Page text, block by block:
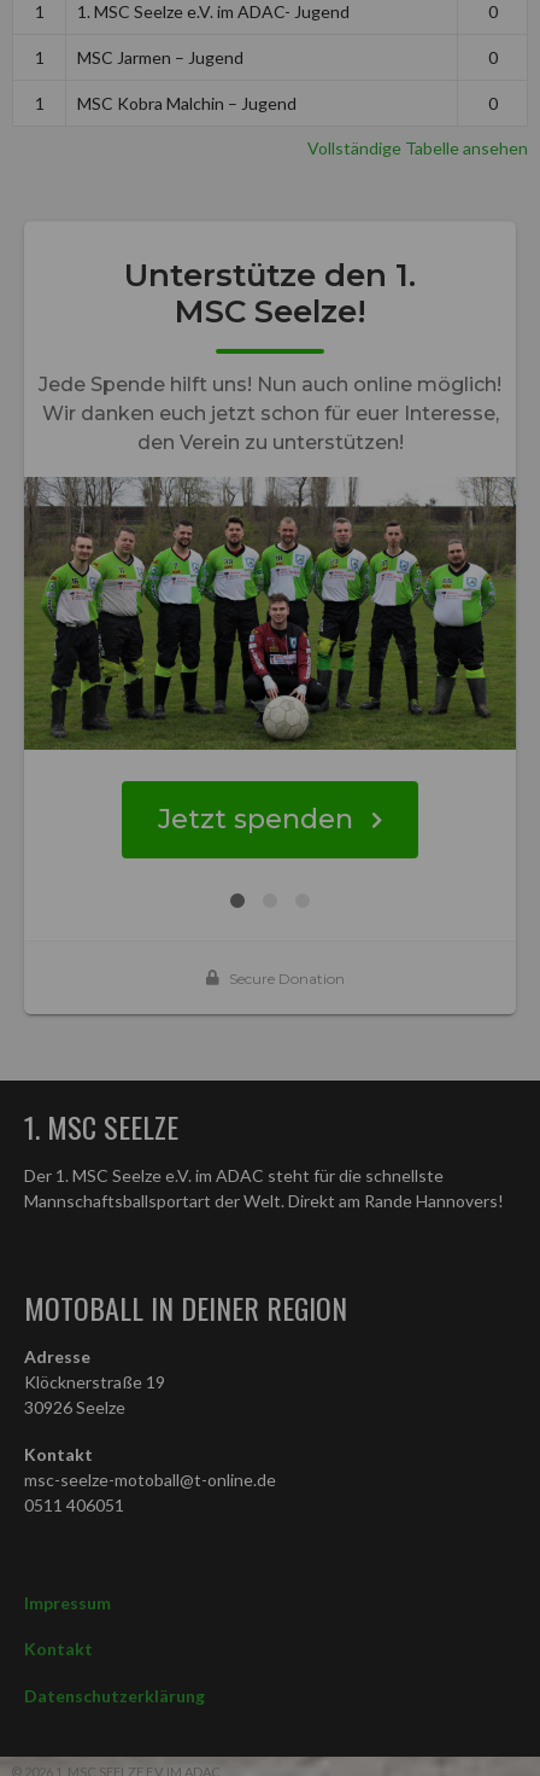
1 1. MSC Seelze e.V. im ADAC- Jugend 0
1 MSC Jarmen – Jugend 0
1 MSC Kobra Malchin – Jugend 0
Vollständige Tabelle ansehen
1. MSC SEELZE
Der 1. MSC Seelze e.V. im ADAC steht für die schnellste
Mannschaftsballsportart der Welt. Direkt am Rande Hannovers!
MOTOBALL IN DEINER REGION
Adresse
Klöcknerstraße 19
30926 Seelze
Kontakt
msc-seelze-motoball@t-online.de
0511 406051
Impressum
Kontakt
Datenschutzerklärung
© 2026 1. MSC SEELZE E.V. IM ADAC